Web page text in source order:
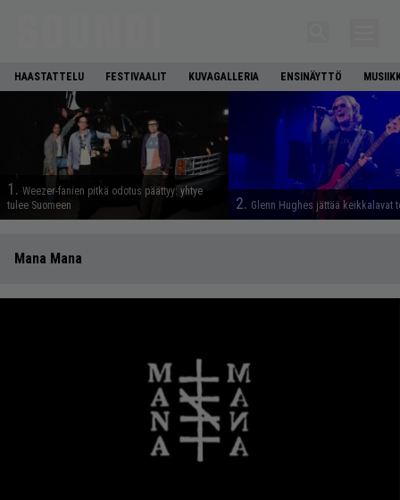
HAASTATTELU FESTIVAALIT KUVAGALLERIA ENSINÄYTTÖ
1. Weezer-fanien pitkä odotus päättyy: yhtye
tulee Suomeen
2. Glenn Hughes jättää keikkalavat
Mana Mana